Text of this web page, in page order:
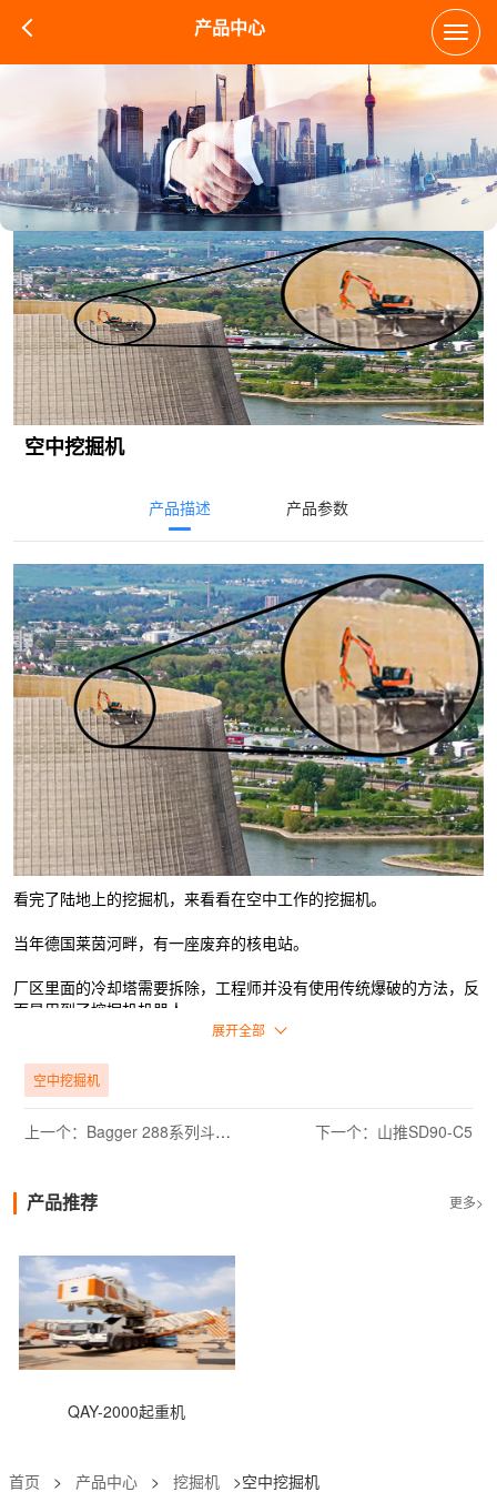
产品中心
空中挖掘机
产品描述 产品参数
看完了陆地上的挖掘机，来看看在空中工作的挖掘机。
当年德国莱茵河畔，有一座废弃的核电站。
厂区里面的冷却塔需要拆除，工程师并没有使用传统爆破的方法，反
而是用到了挖掘机机器人。
口咀嚼，边吃边往塔下爬，有点像毛毛虫吞食树叶的样子。
展开全部
空中挖掘机
上一个：Bagger 288系列斗轮式挖掘机 下一个：山推SD90-C5
产品推荐 更多>
QAY-2000起重机
首页 > 产品中心 > 挖掘机 >空中挖掘机